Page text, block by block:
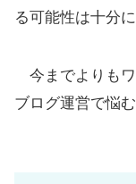
る可能性は十分に
今までよりもワ
ブログ運営で悩